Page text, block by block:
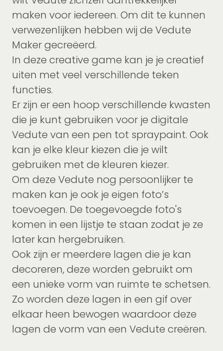
maken voor iedereen. Om dit te kunnen
verwezenlijken hebben wij de Vedute
Maker gecreëerd.
In deze creative game kan je je creatief
uiten met veel verschillende teken
functies.
Er zijn er een hoop verschillende kwasten
die je kunt gebruiken voor je digitale
Vedute van een pen tot spraypaint. Ook
kan je elke kleur kiezen die je wilt
gebruiken met de kleuren kiezer.
Om deze Vedute nog persoonlijker te
maken kan je ook je eigen foto’s
toevoegen. De toegevoegde foto's
komen in een lijstje te staan zodat je ze
later kan hergebruiken.
Ook zijn er meerdere lagen die je kan
decoreren, deze worden gebruikt om
een unieke vorm van ruimte te schetsen.
Zo worden deze lagen in een gif over
elkaar heen bewogen waardoor deze
lagen de vorm van een Vedute creëren.